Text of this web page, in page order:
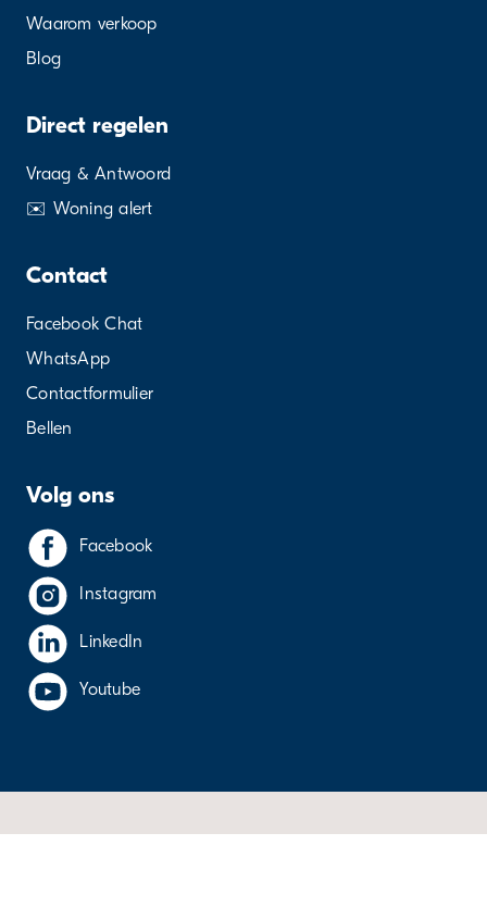
Waarom verkoop
Blog
Direct regelen
Vraag & Antwoord
✉️ Woning alert
Contact
Facebook Chat
WhatsApp
Contactformulier
Bellen
Volg ons
Facebook
Instagram
LinkedIn
Youtube